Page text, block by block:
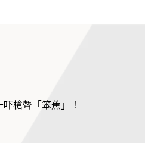
槍聲「笨蕉」！